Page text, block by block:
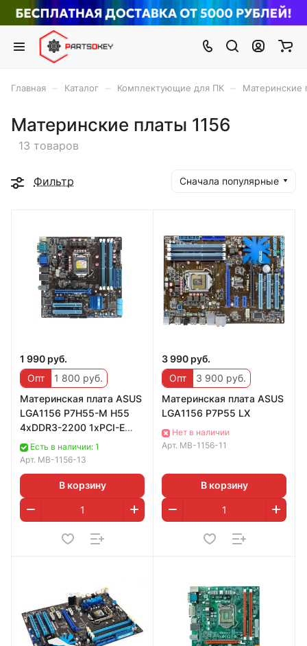
Главная Каталог Комплектующие для ПК Материнские
Материнские платы 1156
13 товаров
Фильтр Сначала популярные
1 990 руб.
Опт
1 800 руб.
Материнская плата ASUS
LGA1156 P7H55-M H55
4xDDR3-2200 1xPCI-E
HDMI/DSub 8ch 6xSATA
IDE GLAN mATX
Есть в наличии: 1
Арт. MB-1156-13
В корзину
3 990 руб.
Опт
3 900 руб.
Материнская плата ASUS
LGA1156 P7P55 LX
Нет в наличии
Арт. MB-1156-11
В корзину